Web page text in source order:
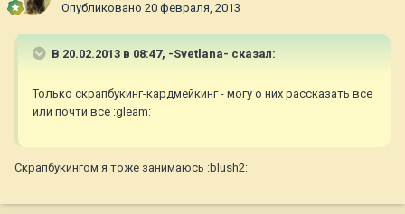
Опубликовано 20 февраля, 2013
В 20.02.2013 в 08:47, -Svetlana- сказал:
Только скрапбукинг-кардмейкинг - могу о них рассказать все
или почти все :gleam:
Скрапбукингом я тоже занимаюсь :blush2: